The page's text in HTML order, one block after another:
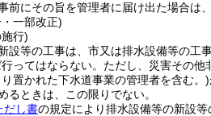
前にその旨を管理者に届け出た場合は
一部改正)
行)
設等の工事は、市又は排水設備等の工
ってはならない。 ただし、災害その他
置かれた下水道事業の管理者を含む。)
るときは、この限りでない。
だし書の規定により排水設備等の新設